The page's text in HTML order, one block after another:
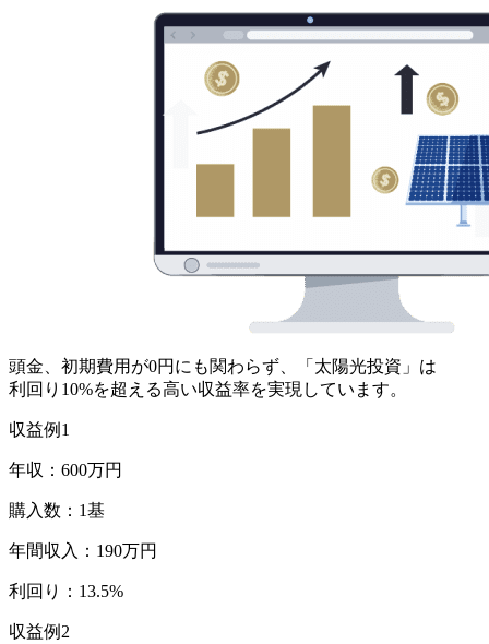
頭金、初期費用が0円にも関わらず、 「太陽光投資」 は
利回り10%を超える高い収益率を実現しています。
収益例 1
年収：600万円
購入数：1基
年間収入：190万円
利回り：13.5%
収益例 2